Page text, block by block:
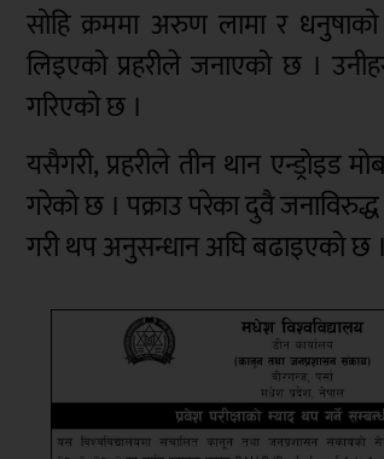
सोहि क्रममा अरुण लामा र धनुषाको
लिइएको प्रहरीले जनाएको छ ।
गरिएको छ ।
यसैगरी, प्रहरीले तीन थान
गरेको छ । पक्राउ परेका दुवै
गरी थप अनुसन्धान अघि बढाइएको छ ।